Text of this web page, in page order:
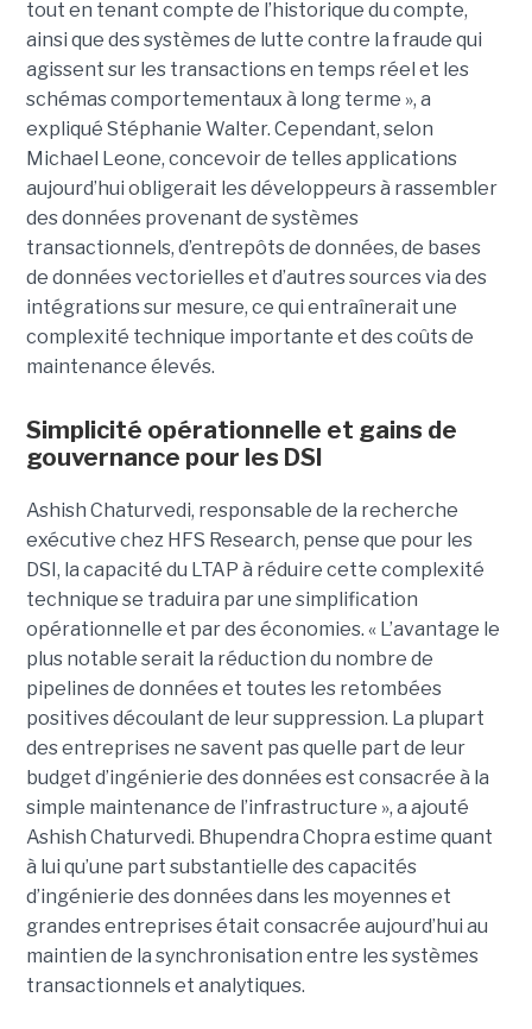
tout en tenant compte de l’historique du compte,
ainsi que des systèmes de lutte contre la fraude qui
agissent sur les transactions en temps réel et les
schémas comportementaux à long terme », a
expliqué Stéphanie Walter. Cependant, selon
Michael Leone, concevoir de telles applications
aujourd’hui obligerait les développeurs à rassembler
des données provenant de systèmes
transactionnels, d’entrepôts de données, de bases
de données vectorielles et d’autres sources via des
intégrations sur mesure, ce qui entraînerait une
complexité technique importante et des coûts de
maintenance élevés.
Simplicité opérationnelle et gains de
gouvernance pour les DSI
Ashish Chaturvedi, responsable de la recherche
exécutive chez HFS Research, pense que pour les
DSI, la capacité du LTAP à réduire cette complexité
technique se traduira par une simplification
opérationnelle et par des économies. « L’avantage le
plus notable serait la réduction du nombre de
pipelines de données et toutes les retombées
positives découlant de leur suppression. La plupart
des entreprises ne savent pas quelle part de leur
budget d’ingénierie des données est consacrée à la
simple maintenance de l’infrastructure », a ajouté
Ashish Chaturvedi. Bhupendra Chopra estime quant
à lui qu’une part substantielle des capacités
d’ingénierie des données dans les moyennes et
grandes entreprises était consacrée aujourd’hui au
maintien de la synchronisation entre les systèmes
transactionnels et analytiques.